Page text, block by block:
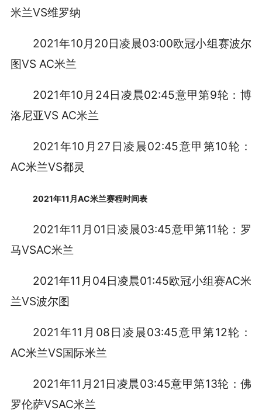
米兰VS维罗纳
2021年10月20日凌晨03:00欧冠小组赛波尔
图VS AC米兰
2021年10月24日凌晨02:45意甲第9轮：博
洛尼亚VS AC米兰
2021年10月27日凌晨02:45意甲第10轮：
AC米兰VS都灵
2021年11月AC米兰赛程时间表
2021年11月01日凌晨03:45意甲第11轮：罗
马VSAC米兰
2021年11月04日凌晨01:45欧冠小组赛AC米
兰VS波尔图
2021年11月08日凌晨03:45意甲第12轮：
AC米兰VS国际米兰
2021年11月21日凌晨03:45意甲第13轮：佛
罗伦萨VSAC米兰